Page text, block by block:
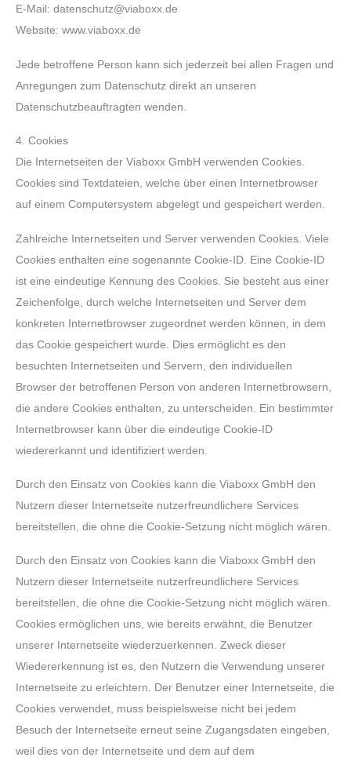
E-Mail: datenschutz@viaboxx.de
Website: www.viaboxx.de
Jede betroffene Person kann sich jederzeit bei allen Fragen und
Anregungen zum Datenschutz direkt an unseren
Datenschutzbeauftragten wenden.
4. Cookies
Die Internetseiten der Viaboxx GmbH verwenden Cookies.
Cookies sind Textdateien, welche über einen Internetbrowser
auf einem Computersystem abgelegt und gespeichert werden.
Zahlreiche Internetseiten und Server verwenden Cookies. Viele
Cookies enthalten eine sogenannte Cookie-ID. Eine Cookie-ID
ist eine eindeutige Kennung des Cookies. Sie besteht aus einer
Zeichenfolge, durch welche Internetseiten und Server dem
konkreten Internetbrowser zugeordnet werden können, in dem
das Cookie gespeichert wurde. Dies ermöglicht es den
besuchten Internetseiten und Servern, den individuellen
Browser der betroffenen Person von anderen Internetbrowsern,
die andere Cookies enthalten, zu unterscheiden. Ein bestimmter
Internetbrowser kann über die eindeutige Cookie-ID
wiedererkannt und identifiziert werden.
Durch den Einsatz von Cookies kann die Viaboxx GmbH den
Nutzern dieser Internetseite nutzerfreundlichere Services
bereitstellen, die ohne die Cookie-Setzung nicht möglich wären.
Durch den Einsatz von Cookies kann die Viaboxx GmbH den
Nutzern dieser Internetseite nutzerfreundlichere Services
bereitstellen, die ohne die Cookie-Setzung nicht möglich wären.
Cookies ermöglichen uns, wie bereits erwähnt, die Benutzer
unserer Internetseite wiederzuerkennen. Zweck dieser
Wiedererkennung ist es, den Nutzern die Verwendung unserer
Internetseite zu erleichtern. Der Benutzer einer Internetseite, die
Cookies verwendet, muss beispielsweise nicht bei jedem
Besuch der Internetseite erneut seine Zugangsdaten eingeben,
weil dies von der Internetseite und dem auf dem